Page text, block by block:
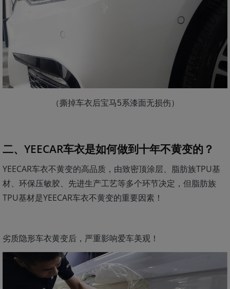
（撕掉车衣后宝马5系漆面无损伤）
二、YEECAR车衣是如何做到十年不黄变的？
YEECAR车衣不黄变的高品质，由致密顶涂层、脂肪族TPU基
材、环保压敏胶、先进生产工艺等多个环节决定，但脂肪族
TPU基材是YEECAR车衣不黄变的重要因素！
劣质隐形车衣黄变后，严重影响爱车美观！